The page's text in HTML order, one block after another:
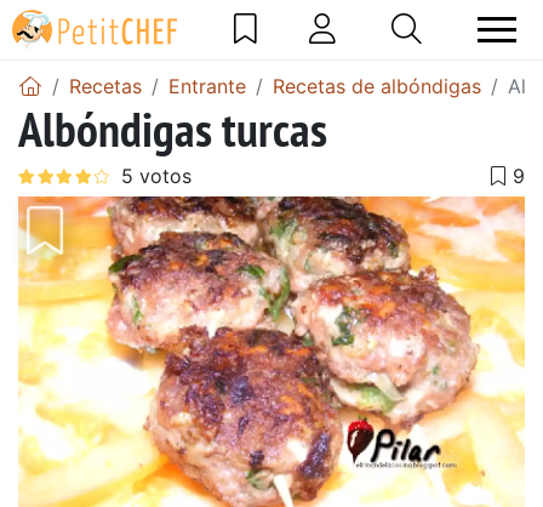
Recetas Entrante Recetas de albóndigas
Albóndigas turcas